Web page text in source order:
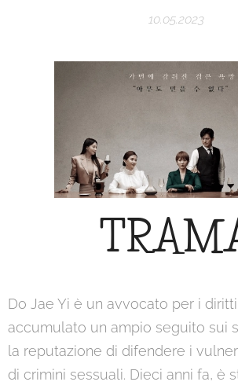
10.05.2023
Do Jae Yi è un avvocato per i
accumulato un ampio seguito sui
la reputazione di difendere i
di crimini sessuali. Dieci anni fa, è